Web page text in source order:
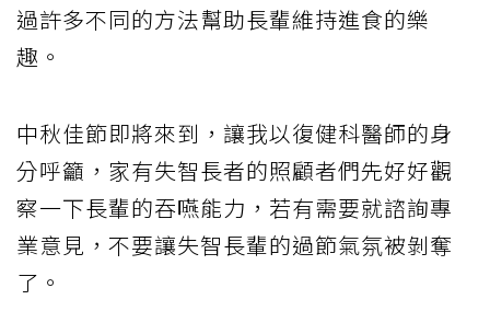
過許多不同的方法幫助長輩維持進食的樂
趣。
中秋佳節即將來到，讓我以復健科醫師的身
分呼籲，家有失智長者的照顧者們先好好觀
察一下長輩的吞嚥能力，若有需要就諮詢專
業意見，不要讓失智長輩的過節氣氛被剝奪
了。